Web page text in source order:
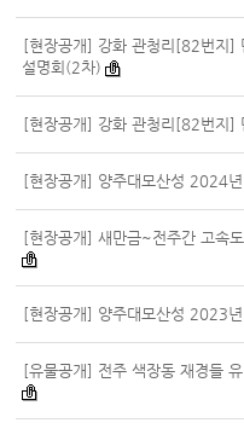
[현장공개] 강화 관청리[82번지]
설명회(2차)
[현장공개] 강화 관청리[82번지]
[현장공개] 양주대모산성 2024
[현장공개] 새만금~전주간 고속
[현장공개] 양주대모산성 2023
[유물공개] 전주 색장동 재경들